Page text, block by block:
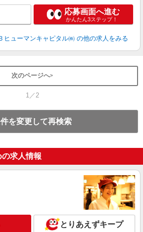
応募画面へ進む
かんたん3ステップ！
ヒューマンキャピタル㈱ の他の求人をみる
次のページへ
1／2
を変更して再検索
求人情報
とりあえずキープ